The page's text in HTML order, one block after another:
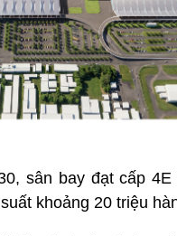
sân bay đạt cấp
khoảng 20 triệu